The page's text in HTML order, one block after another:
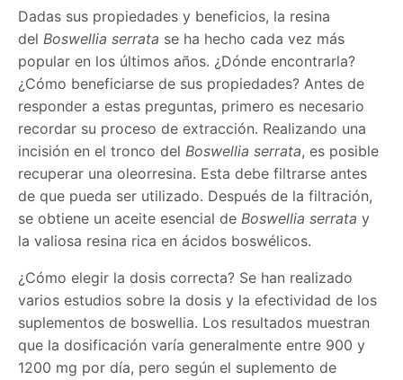
Dadas sus propiedades y beneficios, la resina
delBoswellia serrata se ha hecho cada vez más
popular en los últimos años. ¿Dónde encontrarla?
¿Cómo beneficiarse de sus propiedades? Antes de
responder a estas preguntas, primero es necesario
recordar su proceso de extracción. Realizando una
incisión en el tronco delBoswellia serrata, es posible
recuperar una oleorresina. Esta debe filtrarse antes
de que pueda ser utilizado. Después de la filtración,
se obtiene un aceite esencial deBoswellia serrata y
la valiosa resina rica en ácidos boswélicos.
¿Cómo elegir la dosis correcta? Se han realizado
varios estudios sobre la dosis y la efectividad de los
suplementos de boswellia. Los resultados muestran
que la dosificación varía generalmente entre 900 y
1200 mg por día, pero según el suplemento de